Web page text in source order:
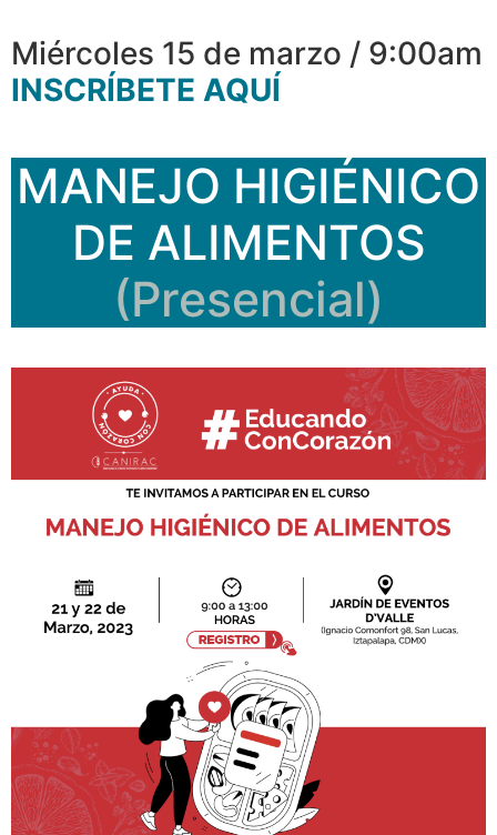
Miércoles 15 de marzo / 9:00am
INSCRÍBETE AQUÍ
MANEJO HIGIÉNICO
DE ALIMENTOS
(Presencial)